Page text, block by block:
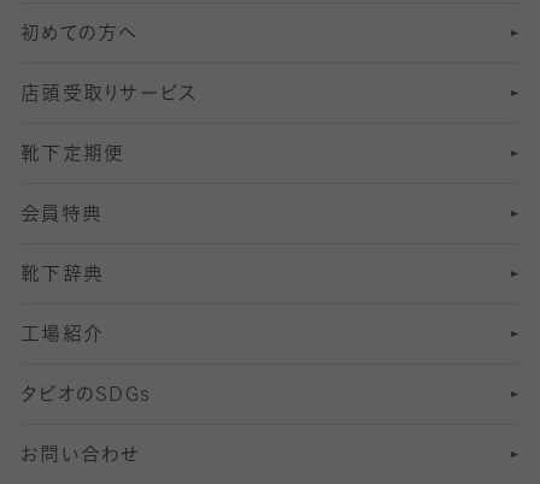
8分丈 レギンス
10分丈 レギンス
12分丈レギンス
13分丈レギンス
ロングホーズ
ヨガソックス・靴下
スポーツ用レッグウォーマー
SS サイズ（21～23cm）
Sサイズ（22～25cm）
Mサイズ（25～27cm）
Lサイズ（27～29cm）
冷えとり靴下
着圧・加圧タイツ
むくみ対策
足の疲れ対策
足の臭い対策
冷え対策
靴ずれ対策
快適な睡眠対策
初めての方へ
店頭受取りサービス
靴下定期便
会員特典
靴下辞典
工場紹介
タビオのSDGs
お問い合わせ